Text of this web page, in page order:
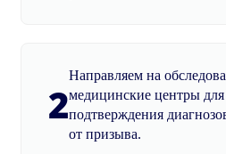
2
Направляем на
медицинские центры
подтверждения
от призыва.